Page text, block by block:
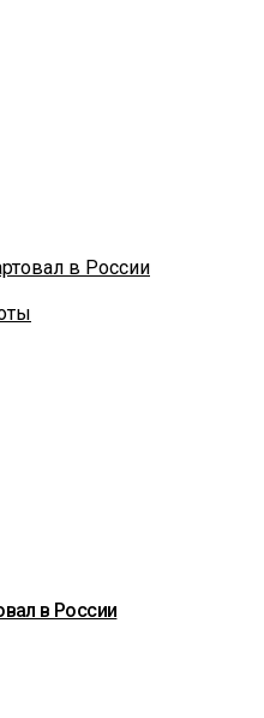
в России
в России